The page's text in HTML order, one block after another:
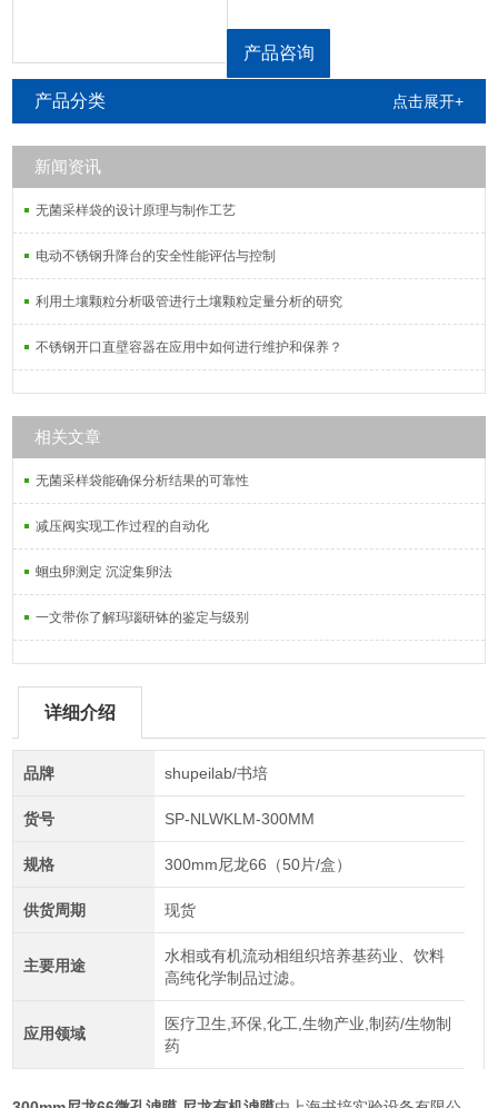
滤膜，NYLON尼龙微孔滤膜，CELL
超滤纤维素微孔滤膜，PP聚丙烯微孔
PVDF聚偏氟乙烯微孔滤膜，MCE混
产品咨询
产品分类 点击展开+
新闻资讯
无菌采样袋的设计原理与制作工艺
电动不锈钢升降台的安全性能评估与控制
利用土壤颗粒分析吸管进行土壤颗粒定量分析的研究
不锈钢开口直壁容器在应用中如何进行维护和保养？
相关文章
无菌采样袋能确保分析结果的可靠性
减压阀实现工作过程的自动化
蛔虫卵测定 沉淀集卵法
一文带你了解玛瑙研钵的鉴定与级别
详细介绍
品牌 shupeilab/书培
货号 SP-NLWKLM-300MM
规格 300mm尼龙66（50片/盒）
供货周期 现货
主要用途
水相或有机流动相组织培养基药业、饮料
高纯化学制品过滤。
应用领域
医疗卫生,环保,化工,生物产业,制药/生物制
药